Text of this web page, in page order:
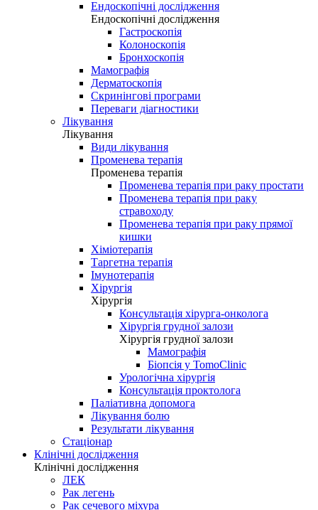
Ендоскопічні дослідження
Ендоскопічні дослідження
Гастроскопія
Колоноскопія
Бронхоскопія
Мамографія
Дерматоскопія
Скринінгові програми
Переваги діагностики
Лікування
Лікування
Види лікування
Променева терапія
Променева терапія
Променева терапія при раку простати
Променева терапія при раку
стравоходу
Променева терапія при раку прямої
кишки
Хіміотерапія
Таргетна терапія
Імунотерапія
Хірургія
Хірургія
Консультація хірурга-онколога
Хірургія грудної залози
Хірургія грудної залози
Мамографія
Біопсія у TomoClinic
Урологічна хірургія
Консультація проктолога
Паліативна допомога
Лікування болю
Результати лікування
Стаціонар
Клінічні дослідження
Клінічні дослідження
ЛЕК
Рак легень
Рак сечевого міхура